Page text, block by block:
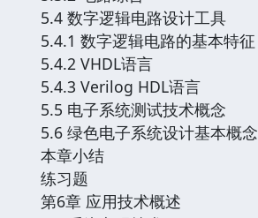
5.4 数字逻辑电路设计工具
5.4.1 数字逻辑电路的基本特征
5.4.2 VHDL语言
5.4.3 Verilog HDL语言
5.5 电子系统测试技术概念
5.6 绿色电子系统设计基本概念
本章小结
练习题
第6章 应用技术概述